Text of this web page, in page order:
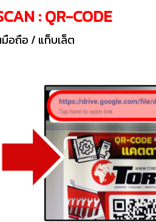
: QR-CODE
อถือ / แท็บเล็ต